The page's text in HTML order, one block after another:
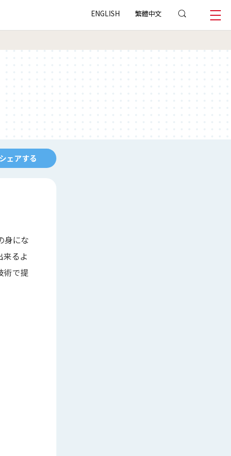
ENGLISH 繁體中文
シェアする
身にな
来るよ
術で提